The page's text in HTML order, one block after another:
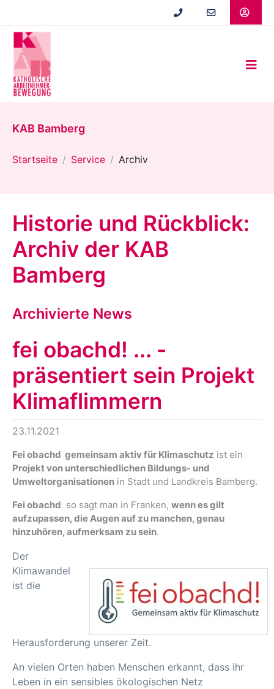
springen
KAB Bamberg
Startseite Service Archiv
Historie und Rückblick:
Archiv der KAB
Bamberg
Archivierte News
fei obachd! ... -
präsentiert sein Projekt
Klimaflimmern
23.11.2021
Fei obachd  gemeinsam aktiv für Klimaschutz ist ein
Projekt von unterschiedlichen Bildungs- und
Umweltorganisationen in Stadt und Landkreis Bamberg.
Fei obachd  so sagt man in Franken, wenn es gilt
aufzupassen, die Augen auf zu manchen, genau
hinzuhören, aufmerksam zu sein.
Der
Klimawandel
ist die
Herausforderung unserer Zeit.
An vielen Orten haben Menschen erkannt, dass ihr
Leben in ein sensibles ökologischen Netz